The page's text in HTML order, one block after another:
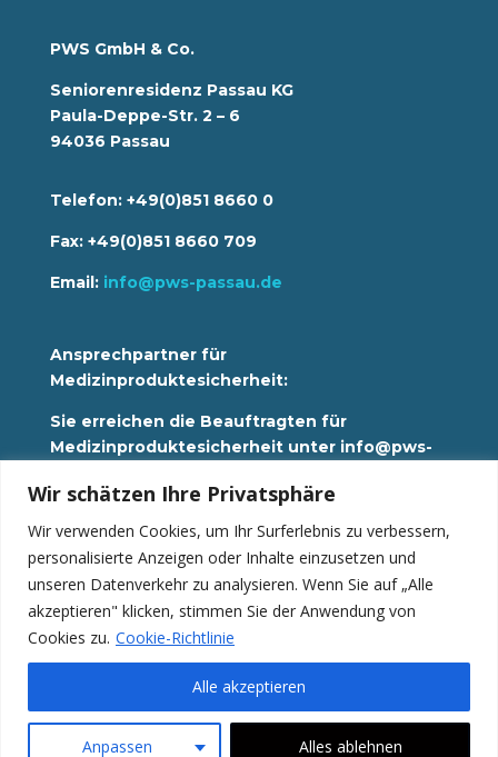
Wir schätzen Ihre Privatsphäre
Wir verwenden Cookies, um Ihr Surferlebnis zu verbessern,
personalisierte Anzeigen oder Inhalte einzusetzen und
unseren Datenverkehr zu analysieren. Wenn Sie auf „Alle
akzeptieren" klicken, stimmen Sie der Anwendung von
Cookies zu. Cookie-Richtlinie
Anpassen Alles ablehnen
Alle akzeptieren
PWS GmbH & Co.
Seniorenresidenz Passau KG
Paula-Deppe-Str. 2 – 6
94036 Passau
Telefon: +49(0)851 8660 0
Fax: +49(0)851 8660 709
Email: info@pws-passau.de
Ansprechpartner für
Medizinproduktesicherheit:
Sie erreichen die Beauftragten für
Medizinproduktesicherheit unter info@pws-
Datenschutz
Impressum
Hinweisgebersystem
News
© 2023 •Seniorenresidenz Neustift•
www.seniorenresidenz-passau.de